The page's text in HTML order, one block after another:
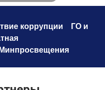
коррупции
ГО и
Минпросвещения